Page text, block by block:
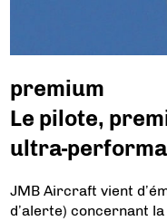
premium
Le pilote,
ultra-
JMB Aircraft vient
d’alerte) concernant